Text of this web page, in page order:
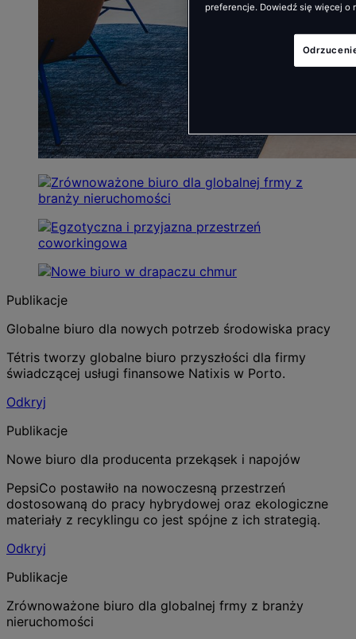
Publikacje
Globalne biuro dla nowych potrzeb środowiska pracy
Tétris tworzy globalne biuro przyszłości dla firmy
świadczącej usługi finansowe Natixis w Porto.
Odkryj
Publikacje
Nowe biuro dla producenta przekąsek i napojów
PepsiCo postawiło na nowoczesną przestrzeń
dostosowaną do pracy hybrydowej oraz ekologiczne
materiały z recyklingu co jest spójne z ich strategią.
Odkryj
Publikacje
Zrównoważone biuro dla globalnej frmy z branży
nieruchomości
preferencje. Dowiedź się więcej o